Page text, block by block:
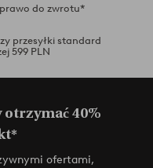
do zwrotu*
przesyłki standard
599 PLN
otrzymać 40%
ofertami,